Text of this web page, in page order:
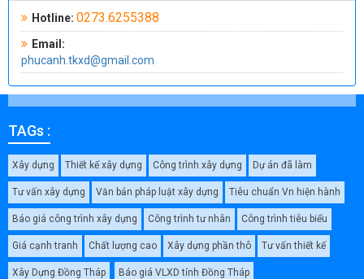
Hotline: 0273.6255388
Email:
phucanh.tkxd@gmail.com
TAGs :
Xây dựng Thiết kế xây dựng Công trình xây dựng Dự án đã làm
Tư vấn xây dựng Văn bản pháp luật xây dựng Tiêu chuẩn Vn hiện hành
Báo giá công trình xây dựng Công trình tư nhân Công trình tiêu biểu
Giá cạnh tranh Chất lượng cao Xây dựng phần thô Tư vấn thiết kế
Xây Dựng Đồng Tháp Báo giá VLXD tỉnh Đồng Tháp